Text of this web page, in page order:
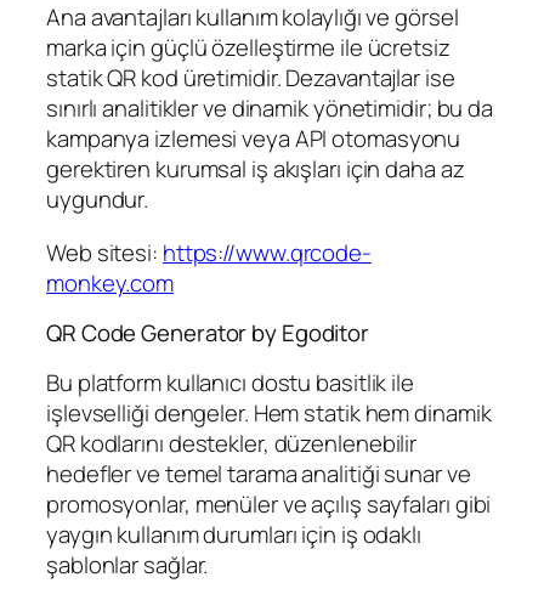
Ana avantajları kullanım kolaylığı ve görsel
marka için güçlü özelleştirme ile ücretsiz
statik QR kod üretimidir. Dezavantajlar ise
sınırlı analitikler ve dinamik yönetimidir; bu da
kampanya izlemesi veya API otomasyonu
gerektiren kurumsal iş akışları için daha az
uygundur.
Web sitesi: https://www.qrcode-
monkey.com
QR Code Generator by Egoditor
Bu platform kullanıcı dostu basitlik ile
işlevselliği dengeler. Hem statik hem dinamik
QR kodlarını destekler, düzenlenebilir
hedefler ve temel tarama analitiği sunar ve
promosyonlar, menüler ve açılış sayfaları gibi
yaygın kullanım durumları için iş odaklı
şablonlar sağlar.